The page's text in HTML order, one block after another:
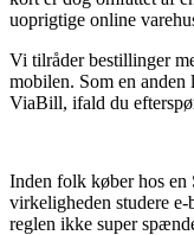
uoprigtige online
Vi tilråder bestillinger
mobilen. Som en
ViaBill, ifald du
Inden folk køber hos en
virkeligheden studere e-
reglen ikke super